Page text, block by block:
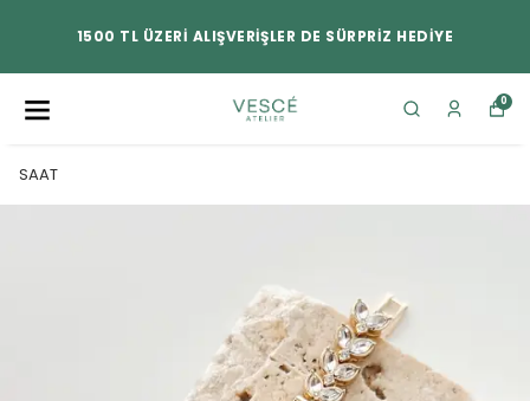
1500 TL ÜZERİ ALIŞVERİŞLER DE SÜRPRİZ HEDİYE
0
SAAT